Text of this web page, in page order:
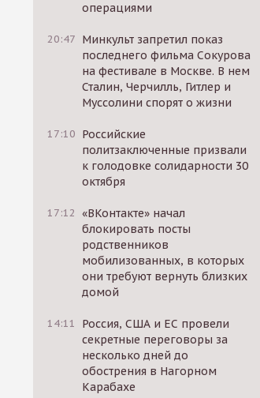
операциями
20:47 Минкульт запретил показ
последнего фильма Сокурова
на фестивале в Москве. В нем
Сталин, Черчилль, Гитлер и
Муссолини спорят о жизни
17:10 Российские
политзаключенные призвали
к голодовке солидарности 30
октября
17:12 «ВКонтакте» начал
блокировать посты
родственников
мобилизованных, в которых
они требуют вернуть близких
домой
14:11
Россия, США и ЕС провели
секретные переговоры за
несколько дней до
обострения в Нагорном
Карабахе